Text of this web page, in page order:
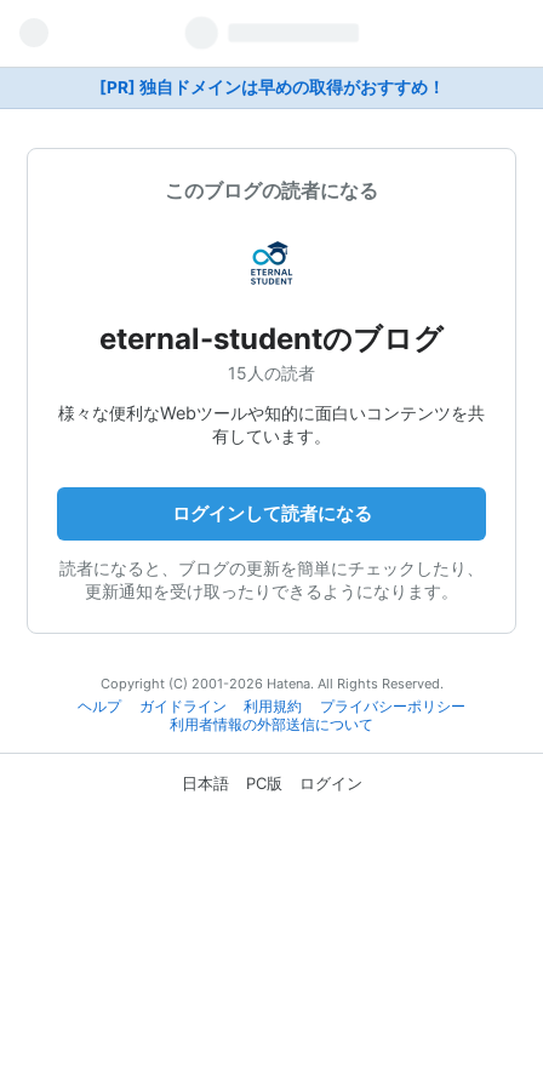
[PR] 独自ドメインは早めの取得がおすすめ！
このブログの読者になる
eternal-studentのブログ
15人の読者
様々な便利なWebツールや知的に面白いコンテンツを共
有しています。
ログインして読者になる
読者になると、ブログの更新を簡単にチェックしたり、
更新通知を受け取ったりできるようになります。
Copyright (C) 2001-2026 Hatena. All Rights Reserved.
ヘルプ
ガイドライン 利用規約
プライバシーポリシー
利用者情報の外部送信について
日本語 PC版 ログイン